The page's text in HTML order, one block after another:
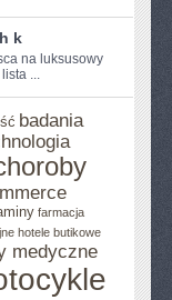
k
na luksusowy
...
badania
farmacja
hotele butikowe
medyczne